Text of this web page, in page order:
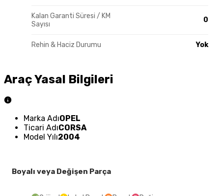
Kalan Garanti Süresi / KM
Sayısı
0
Rehin & Haciz Durumu Yok
Araç Yasal Bilgileri
Marka AdıOPEL
Ticari AdıCORSA
Model Yılı2004
Boyalı veya Değişen Parça